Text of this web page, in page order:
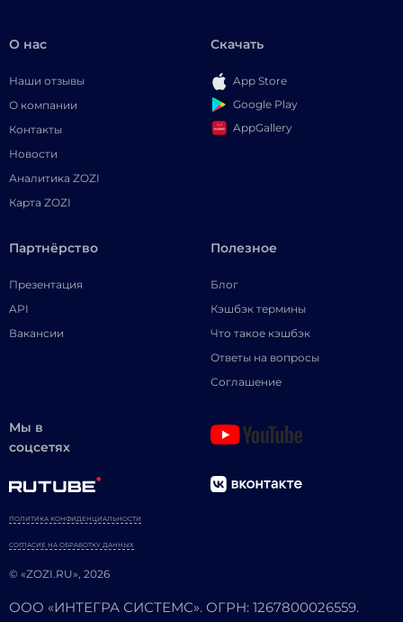
О нас
Наши отзывы
О компании
Контакты
Новости
Аналитика ZOZI
Карта ZOZI
Скачать
App Store
Google Play
AppGallery
Партнёрство
Презентация
API
Вакансии
Полезное
Блог
Кэшбэк термины
Что такое кэшбэк
Ответы на вопросы
Соглашение
Мы в
соцсетях
© «ZOZI.RU», 2026
ПОЛИТИКА КОНФИДЕНЦИАЛЬНОСТИ
СОГЛАСИЕ НА ОБРАБОТКУ ДАННЫХ
ООО «ИНТЕГРА СИСТЕМС». ОГРН: 1267800026559.